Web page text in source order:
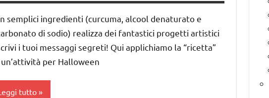
semplici ingredienti (curcuma, alcool denaturato e
di sodio) realizza dei fantastici progetti artistici
i tuoi messaggi segreti! Qui applichiamo la “ricetta”
per Halloween
tutto